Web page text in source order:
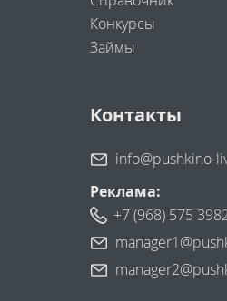
Конкурсы
Займы
Контакты
info@pushkino-
Реклама:
+7 (968) 575